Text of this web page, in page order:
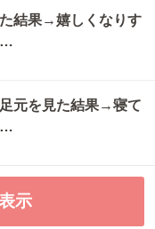
結果→嬉しくなりす
…
元を見た結果→寝て
…
示